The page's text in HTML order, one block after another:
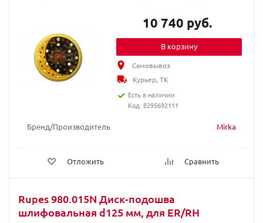
Бренд/Производитель Mirka
Отложить Сравнить
10 740 руб.
В корзину
Самовывоз
Курьер, ТК
Есть в наличии
Код: 8295692111
Rupes 980.015N Диск-подошва
шлифовальная d125 мм, для ER/RH